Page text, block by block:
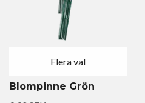
Flera val
Blompinne Grön